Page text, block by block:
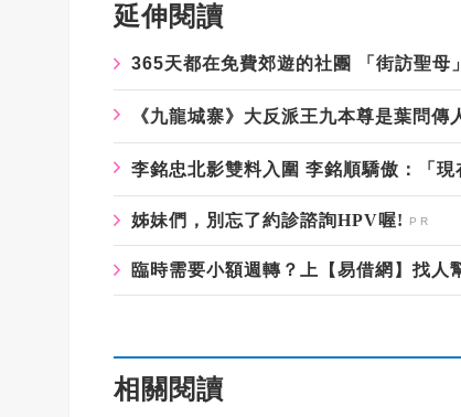
延伸閱讀
365天都在免費郊遊的社團 「街訪聖
《九龍城寨》大反派王九本尊是葉問傳
李銘忠北影雙料入圍 李銘順驕傲：「現
姊妹們，別忘了約診諮詢HPV喔!
臨時需要小額週轉？上【易借網】找人
相關閱讀